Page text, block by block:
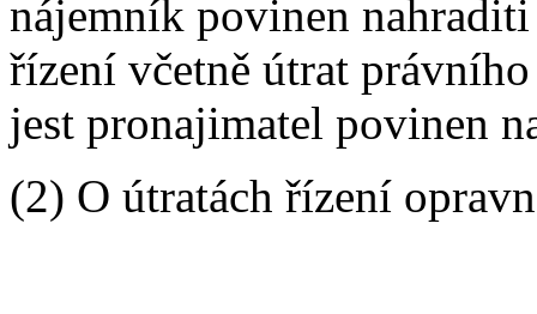
nájemník povinen
řízení včetně útrat
jest pronajimatel povinen
(2) O útratách řízení